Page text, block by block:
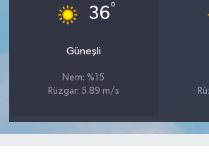
36°
Güneşli
Nem: %15
Rüzgar: 5.89 m/s